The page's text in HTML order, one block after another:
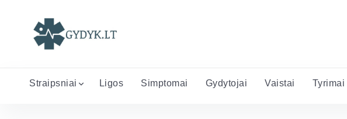
Straipsniai Ligos Simptomai Gydytojai Vaistai Tyrimai